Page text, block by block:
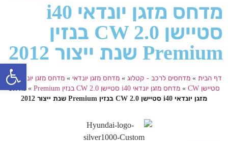
מדחס מזגן יונדאי i40
סטיישן CW 2.0 בנזין
Premium שנת ייצור 2012
דף הבית » מדחסים לרכב - קטלוג » מדחס מזגן יונדאי »
מדחס מזגן יונדאי i40
סטיישן CW
» מדחס מזגן יונדאי i40 סטיישן CW 2.0 בנזין Premium »מדחס
מזגן יונדאי i40 סטיישן CW 2.0 בנזין Premium שנת ייצור 2012